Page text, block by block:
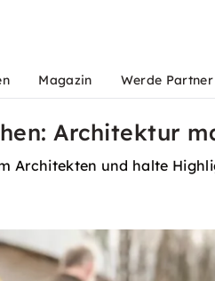
Magazin Werde Partner
Architektur
Architekten und halte